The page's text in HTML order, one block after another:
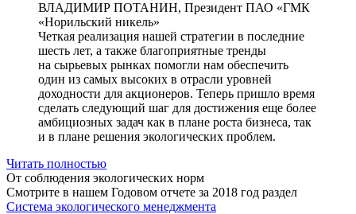
ВЛАДИМИР ПОТАНИН, Президент ПАО «ГМК
«Норильский никель»
Четкая реализация нашей стратегии в последние
шесть лет, а также благоприятные тренды
на сырьевых рынках помогли нам обеспечить
один из самых высоких в отрасли уровней
доходности для акционеров. Теперь пришло время
сделать следующий шаг для достижения еще более
амбициозных задач как в плане роста бизнеса, так
и в плане решения экологических проблем.
Читать полностью
От соблюдения экологических норм
Смотрите в нашем Годовом отчете за 2018 год раздел
Система экологического менеджмента